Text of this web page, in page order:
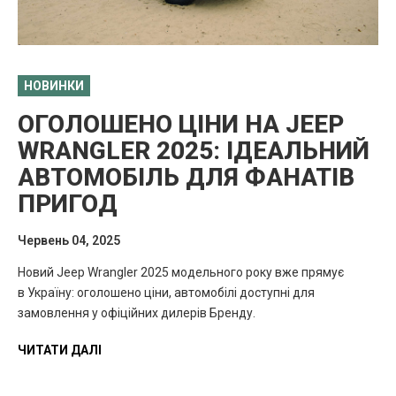
НОВИНКИ
ОГОЛОШЕНО ЦІНИ НА JEEP
WRANGLER 2025: ІДЕАЛЬНИЙ
АВТОМОБІЛЬ ДЛЯ ФАНАТІВ
ПРИГОД
Червень 04, 2025
Новий Jeep Wrangler 2025 модельного року вже прямує
в Україну: оголошено ціни, автомобілі доступні для
замовлення у офіційних дилерів Бренду.
ЧИТАТИ ДАЛІ